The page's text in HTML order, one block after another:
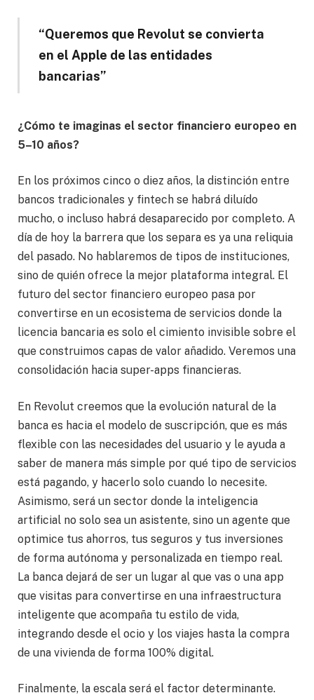
“Queremos que Revolut se convierta
en el Apple de las entidades
bancarias”
¿Cómo te imaginas el sector financiero europeo en
5–10 años?
En los próximos cinco o diez años, la distinción entre
bancos tradicionales y fintech se habrá diluído
mucho, o incluso habrá desaparecido por completo. A
día de hoy la barrera que los separa es ya una reliquia
del pasado. No hablaremos de tipos de instituciones,
sino de quién ofrece la mejor plataforma integral. El
futuro del sector financiero europeo pasa por
convertirse en un ecosistema de servicios donde la
licencia bancaria es solo el cimiento invisible sobre el
que construimos capas de valor añadido. Veremos una
consolidación hacia super-apps financieras.
En Revolut creemos que la evolución natural de la
banca es hacia el modelo de suscripción, que es más
flexible con las necesidades del usuario y le ayuda a
saber de manera más simple por qué tipo de servicios
está pagando, y hacerlo solo cuando lo necesite.
Asimismo, será un sector donde la inteligencia
artificial no solo sea un asistente, sino un agente que
optimice tus ahorros, tus seguros y tus inversiones
de forma autónoma y personalizada en tiempo real.
La banca dejará de ser un lugar al que vas o una app
que visitas para convertirse en una infraestructura
inteligente que acompaña tu estilo de vida,
integrando desde el ocio y los viajes hasta la compra
de una vivienda de forma 100% digital.
Finalmente, la escala será el factor determinante.